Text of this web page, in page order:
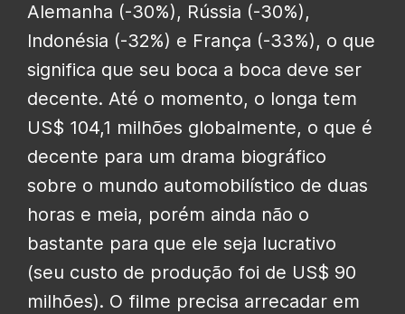
Alemanha (-30%), Rússia (-30%),
Indonésia (-32%) e França (-33%), o que
significa que seu boca a boca deve ser
decente. Até o momento, o longa tem
US$ 104,1 milhões globalmente, o que é
decente para um drama biográfico
sobre o mundo automobilístico de duas
horas e meia, porém ainda não o
bastante para que ele seja lucrativo
(seu custo de produção foi de US$ 90
milhões). O filme precisa arrecadar em